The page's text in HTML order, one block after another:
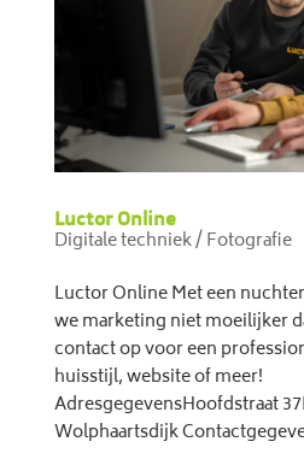
Luctor Online
Digitale techniek / Fotografie
Luctor Online Met een
we marketing niet moeilijker
contact op voor een
huisstijl, website of meer!
AdresgegevensHoofdstraat
Wolphaartsdijk